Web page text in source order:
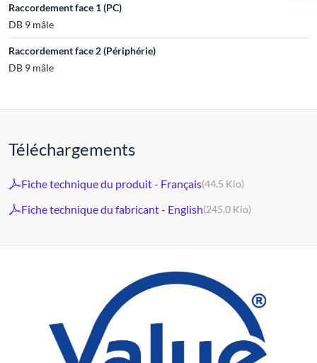
Raccordement face 1 (PC)
DB 9 mâle
Raccordement face 2 (Périphérie)
DB 9 mâle
Téléchargements
Fiche technique du produit - Français(44.5 Kio)
Fiche technique du fabricant - English(245.0 Kio)